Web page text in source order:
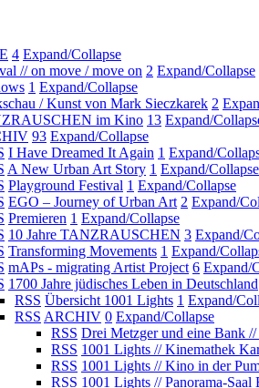
4 Expand/Collapse
// on move / move on 2 Expand/Collapse
1 Expand/Collapse
/ Kunst von Mark Sieczkarek 2
im Kino 13 Expand/
93 Expand/Collapse
I Have Dreamed It Again 1 Expand/
A New Urban Art Story 1 Expand/Collapse
Playground Festival 1 Expand/Collapse
EGO – Journey of Urban Art 2 Expand/
Premieren 1 Expand/Collapse
10 Jahre TANZRAUSCHEN 3 Expand/
Transforming Movements 1 Expand/
mAPs - migrating Artist Project 6 Expand/
1700 Jahre jüdisches Leben in Deutschland
RSS Übersicht 1001 Lights 1 Expand/
RSS ARCHIV 0 Expand/Collapse
RSS Drei Metzger und eine Bank
RSS 1001 Lights // Kinemathek
RSS 1001 Lights // Kino in der
RSS 1001 Lights // Panorama-